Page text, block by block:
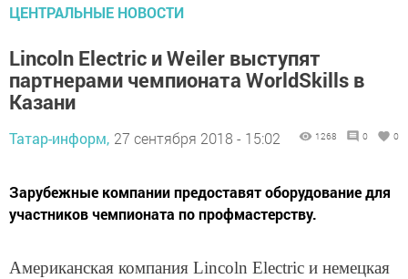
ЦЕНТРАЛЬНЫЕ НОВОСТИ
Lincoln Electric и Weiler выступят
партнерами чемпионата WorldSkills в
Казани
Татар-информ, 27 сентября 2018 - 15:02 1268 0 0
Зарубежные компании предоставят оборудование для
участников чемпионата по профмастерству.
Американская компания Lincoln Electric и немецкая